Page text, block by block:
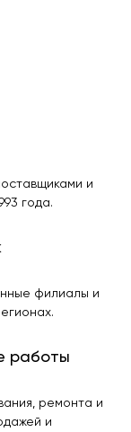
и
года.
филиалы и
работы
ремонта и
и